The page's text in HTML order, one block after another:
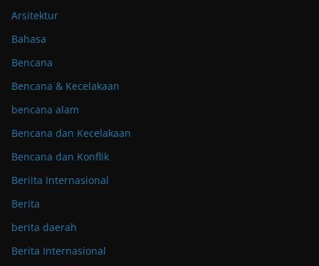
Arsitektur
Bahasa
Bencana
Bencana & Kecelakaan
bencana alam
Bencana dan Kecelakaan
Bencana dan Konflik
Beriita Internasional
Berita
berita daerah
Berita Internasional